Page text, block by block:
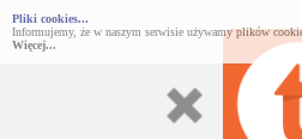
Pliki cookies...
Informujemy, że w naszym serwisie używamy plików
Więcej...